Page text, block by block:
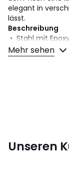
elegant in
lässt.
Beschreibung
• Stahl mit
Masse
• B107 x H42 x
Mehr sehen
Unseren